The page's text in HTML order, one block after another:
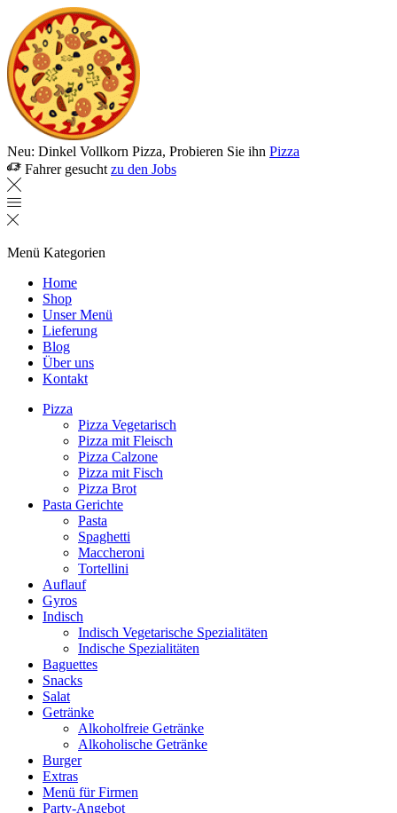
Neu: Dinkel Vollkorn Pizza, Probieren Sie ihn Pizza
Fahrer gesucht zu den Jobs
Menü Kategorien
Home
Shop
Unser Menü
Lieferung
Blog
Über uns
Kontakt
Pizza
Pizza Vegetarisch
Pizza mit Fleisch
Pizza Calzone
Pizza mit Fisch
Pizza Brot
Pasta Gerichte
Pasta
Spaghetti
Maccheroni
Tortellini
Auflauf
Gyros
Indisch
Indisch Vegetarische Spezialitäten
Indische Spezialitäten
Baguettes
Snacks
Salat
Getränke
Alkoholfreie Getränke
Alkoholische Getränke
Burger
Extras
Menü für Firmen
Party-Angebot